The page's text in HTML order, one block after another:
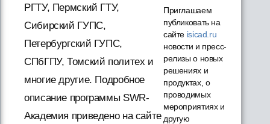
РГТУ, Пермский ГТУ,
Сибирский ГУПС,
Петербургский ГУПС,
СПбГПУ, Томский политех и
многие другие. Подробное
описание программы SWR-
Академия приведено на сайте
Приглашаем
публиковать на
сайте isicad.ru
новости и пресс-
релизы о новых
решениях и
продуктах, о
проводимых
мероприятиях и
другую